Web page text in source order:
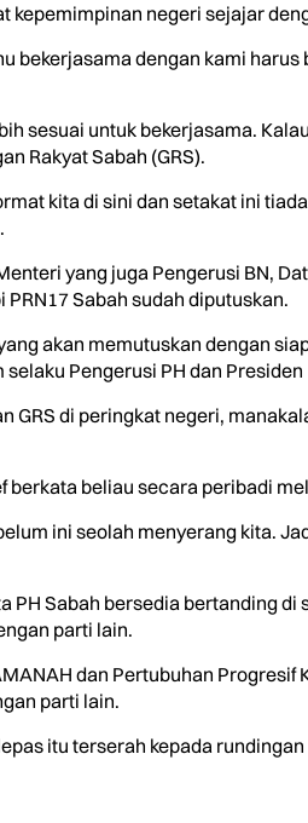
kepemimpinan negeri sejajar
bekerjasama dengan kami
sesuai untuk bekerjasama.
Rakyat Sabah (GRS).
kita di sini dan setakat ini
yang juga Pengerusi BN,
Sabah sudah diputuskan.
akan memutuskan dengan
Pengerusi PH dan Presiden
GRS di peringkat negeri,
beliau secara peribadi
ini seolah menyerang kita.
PH Sabah bersedia bertanding
parti lain.
dan Pertubuhan Progresif
parti lain.
itu terserah kepada